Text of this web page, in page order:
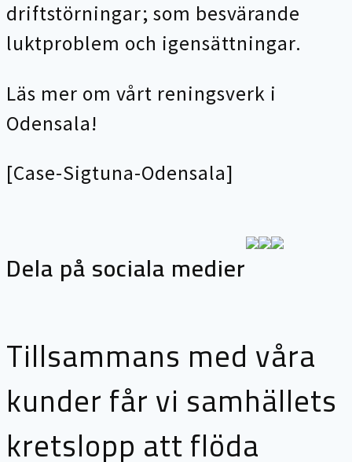
driftstörningar; som besvärande
luktproblem och igensättningar.
Läs mer om vårt reningsverk i
Odensala!
[Case-Sigtuna-Odensala]
Dela på sociala medier
Tillsammans med våra
kunder får vi samhällets
kretslopp att flöda